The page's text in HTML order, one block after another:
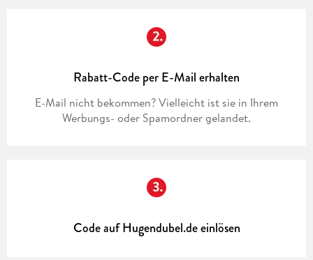
Rabatt-Code per E-Mail erhalten
E-Mail nicht bekommen? Vielleicht ist sie in Ihrem
Werbungs- oder Spamordner gelandet.
Code auf Hugendubel.de einlösen